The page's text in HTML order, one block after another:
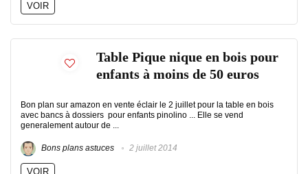
VOIR
Table Pique nique en bois pour
enfants à moins de 50 euros
Bon plan sur amazon en vente éclair le 2 juillet pour la table en bois
avec bancs à dossiers pour enfants pinolino ... Elle se vend
generalement autour de ...
Bons plans astuces 2 juillet 2014
VOIR